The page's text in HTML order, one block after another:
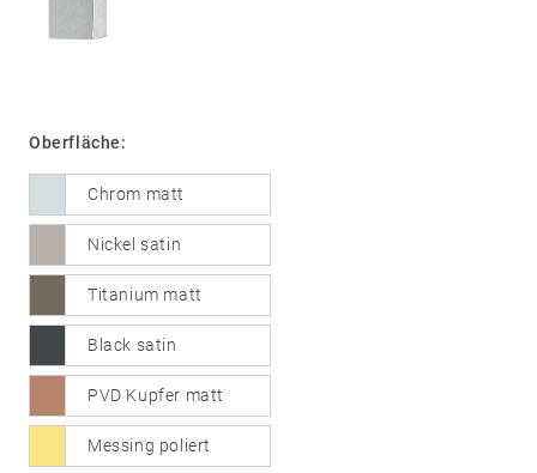
Technik
02Glastürbeschläge
Edelstahl
formspiele
03Fenstergriffe
Edelstahl
formspiele
Weitere
Produkte
Oberfläche:
Chrom matt
Nickel satin
Titanium matt
Black satin
PVD Kupfer matt
Messing poliert